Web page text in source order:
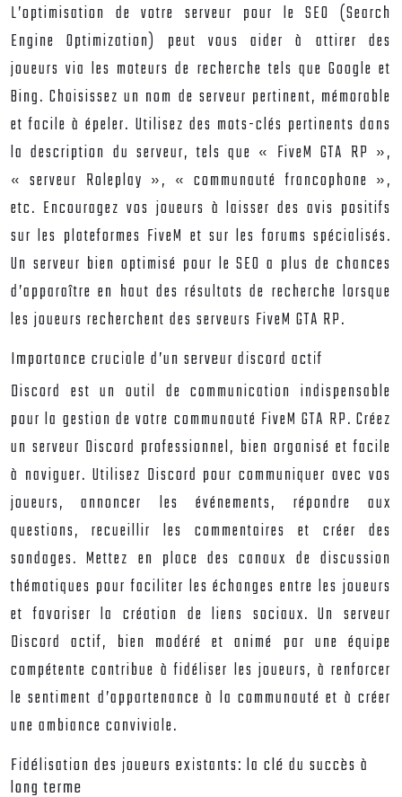
L’optimisation de votre serveur pour le SEO (Search
Engine Optimization) peut vous aider à attirer des
joueurs via les moteurs de recherche tels que Google et
Bing. Choisissez un nom de serveur pertinent, mémorable
et facile à épeler. Utilisez des mots-clés pertinents dans
la description du serveur, tels que « FiveM GTA RP »,
« serveur Roleplay », « communauté francophone »,
etc. Encouragez vos joueurs à laisser des avis positifs
sur les plateformes FiveM et sur les forums spécialisés.
Un serveur bien optimisé pour le SEO a plus de chances
d’apparaître en haut des résultats de recherche lorsque
les joueurs recherchent des serveurs FiveM GTA RP.
Importance cruciale d’un serveur discord actif
Discord est un outil de communication indispensable
pour la gestion de votre communauté FiveM GTA RP. Créez
un serveur Discord professionnel, bien organisé et facile
à naviguer. Utilisez Discord pour communiquer avec vos
joueurs, annoncer les événements, répondre aux
questions, recueillir les commentaires et créer des
sondages. Mettez en place des canaux de discussion
thématiques pour faciliter les échanges entre les joueurs
et favoriser la création de liens sociaux. Un serveur
Discord actif, bien modéré et animé par une équipe
compétente contribue à fidéliser les joueurs, à renforcer
le sentiment d’appartenance à la communauté et à créer
une ambiance conviviale.
Fidélisation des joueurs existants: la clé du succès à
long terme